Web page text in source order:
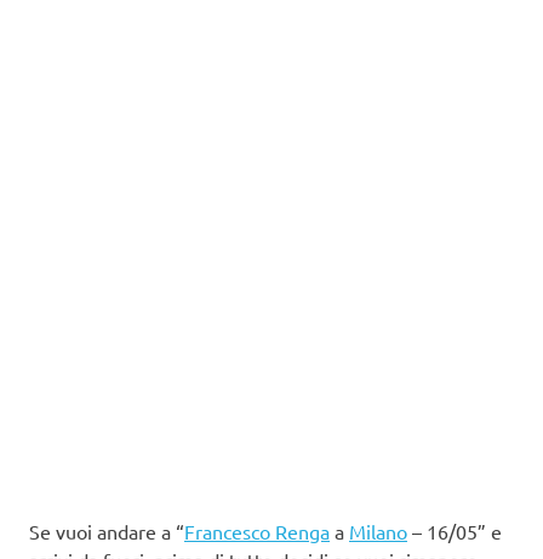
Se vuoi andare a “Francesco Renga a Milano – 16/05” e